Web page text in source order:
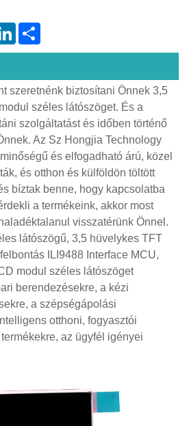
LinkedIn
szeretnénk biztosítani Önnek 3,5
széles látószöget. És a
szolgáltatást és időben történő
Az Sz Hongjia Technology
és elfogadható árú, közel
és otthon és külföldön töltött
bíztak benne, hogy kapcsolatba
a termékeink, akkor most
visszatérünk Önnel.
látószögű, 3,5 hüvelykes TFT
ILI9488 Interface MCU,
modul széles látószöget
berendezésekre, a kézi
a szépségápolási
otthoni, fogyasztói
az ügyfél igényei